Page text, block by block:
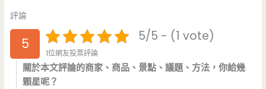
評論
5 5/5 - (1 vote)
1位網友投票評論
關於本文評論的商家、商品、景點、議題、方法，你給幾
顆星呢？